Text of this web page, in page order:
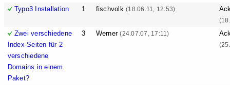
Typo3 Installation 1 fischvolk(18.06.11, 12:53)
Zwei verschiedene
Index-Seiten für 2
verschiedene
Domains in einem
Paket?
3 Werner(24.07.07, 17:11)